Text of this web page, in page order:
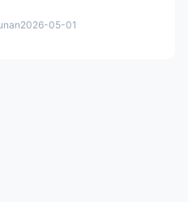
2026-05-01